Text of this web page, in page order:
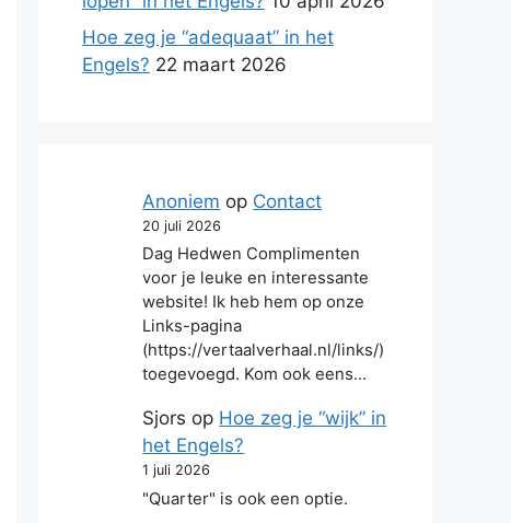
Hoe zeg je “adequaat” in het
Engels? 22 maart 2026
Anoniem op Contact
20 juli 2026
Dag Hedwen Complimenten
voor je leuke en interessante
website! Ik heb hem op onze
Links-pagina
(https://vertaalverhaal.nl/links/)
toegevoegd. Kom ook eens…
Sjors op Hoe zeg je “wijk” in
het Engels?
1 juli 2026
"Quarter" is ook een optie.